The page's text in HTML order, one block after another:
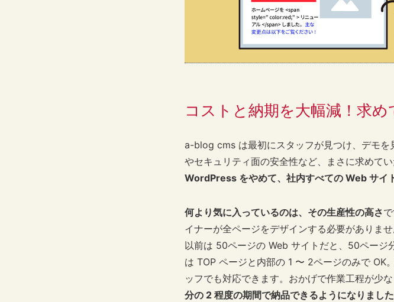
コストと納期を大幅減！求
a-blog cms は最初にスタッフが見つけ、デモを
やセキュリティ面の安全性など、まさに求めて
WordPress をやめて、社内すべての Web サイ
何より気に入っているのは、その生産性の高さ
イナーが全ページをデザインする必要がありませ
以前は 50ページの Web サイトだと、50ページ
は TOP ページと内部の 1 〜 2ページのみで OK
ッフでも対応できます。おかげで作業工程が少な
分の 2 程度の期間で納品できるようになりました